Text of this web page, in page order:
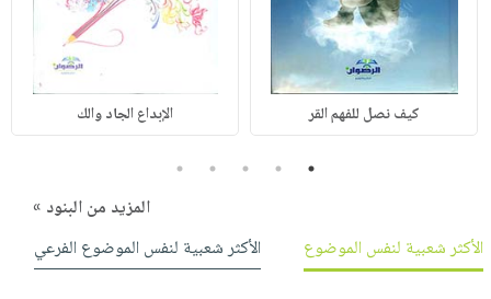
كيف نصل للفهم القر الإبداع الجاد والك
1
2
3
4
5
المزيد من البنود »
الأكثر شعبية لنفس الموضوع
الأكثر شعبية لنفس الموضوع الفرعي